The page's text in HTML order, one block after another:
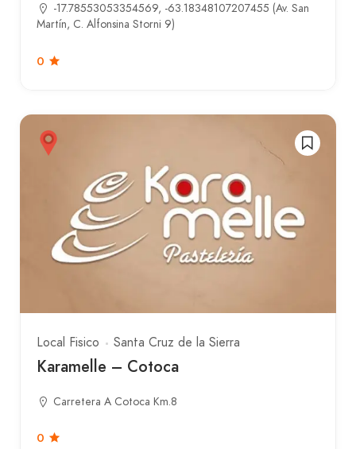
-17.78553053354569, -63.18348107207455 (Av. San
Martín, C. Alfonsina Storni 9)
0
Local Fisico Santa Cruz de la Sierra
Karamelle – Cotoca
Carretera A Cotoca Km.8
0